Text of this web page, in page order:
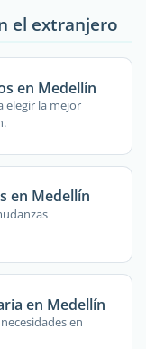
el extranjero
en Medellín
elegir la mejor
en Medellín
en Medellín
en